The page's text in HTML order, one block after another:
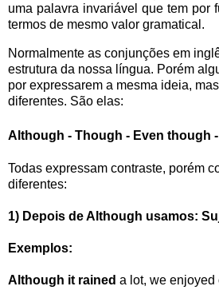
uma palavra invariável que tem por
termos de mesmo valor gramatical.
Normalmente as conjunções em
estrutura da nossa língua. Porém
por expressarem a mesma ideia,
diferentes. São elas:
Although - Though - Even though
Todas expressam contraste, porém
diferentes:
1) Depois deAlthough usamos:
Exemplos:
Although it rained a lot, we enjoyed